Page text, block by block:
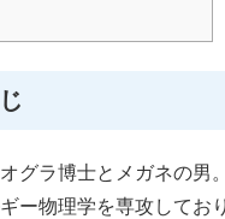
グラ博士とメガネの男。
ー物理学を専攻してお